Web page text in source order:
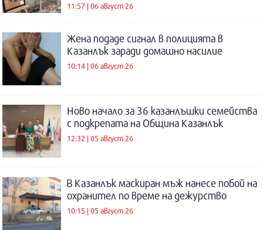
11:57 | 06 август 26
Жена подаде сигнал в полицията в
Казанлък заради домашно насилие
10:14 | 06 август 26
Ново начало за 36 казанлъшки семейства
с подкрепата на Община Казанлък
12:32 | 05 август 26
В Казанлък маскиран мъж нанесе побой на
охранител по време на дежурство
10:15 | 05 август 26